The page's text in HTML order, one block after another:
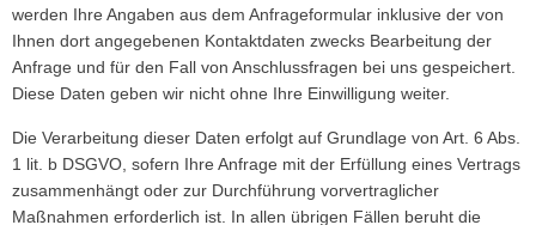
werden Ihre Angaben aus dem Anfrageformular inklusive der von
Ihnen dort angegebenen Kontaktdaten zwecks Bearbeitung der
Anfrage und für den Fall von Anschlussfragen bei uns gespeichert.
Diese Daten geben wir nicht ohne Ihre Einwilligung weiter.
Die Verarbeitung dieser Daten erfolgt auf Grundlage von Art. 6 Abs.
1 lit. b DSGVO, sofern Ihre Anfrage mit der Erfüllung eines Vertrags
zusammenhängt oder zur Durchführung vorvertraglicher
Maßnahmen erforderlich ist. In allen übrigen Fällen beruht die